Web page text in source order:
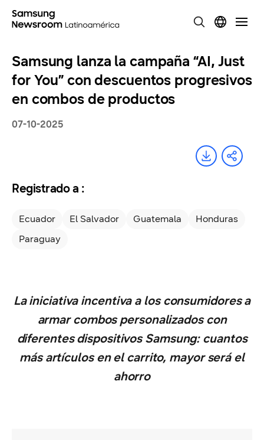
Samsung lanza la campaña “AI, Just
for You” con descuentos progresivos
en combos de productos
07-10-2025
Registrado a :
Ecuador El Salvador Guatemala
Honduras
Paraguay
La iniciativa incentiva a los consumidores a
armar combos personalizados con
diferentes dispositivos Samsung: cuantos
más artículos en el carrito, mayor será el
ahorro